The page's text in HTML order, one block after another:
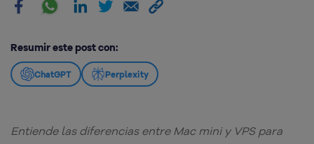
Resumir este post con:
ChatGPT Perplexity
Entiende las diferencias entre Mac mini y VPS para